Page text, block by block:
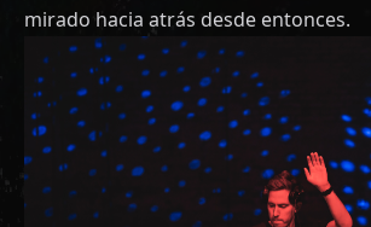
mirado hacia atrás desde entonces.